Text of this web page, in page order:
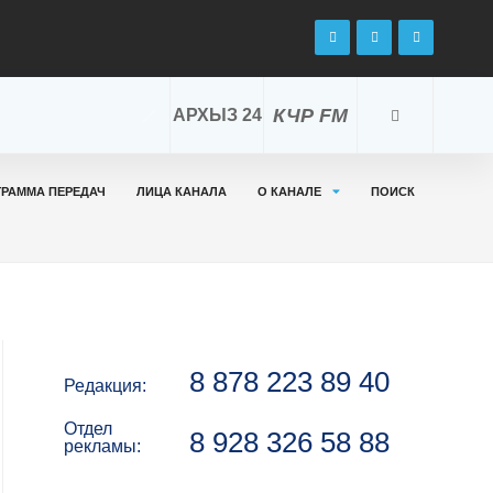
КЧР FM
АРХЫЗ 24
ПЕРЕДАЧ ЛИЦА КАНАЛА О КАНАЛЕ
ПОИСК
Редакция: 8 878 223 89 40
Отдел
рекламы:
8 928 326 58 88